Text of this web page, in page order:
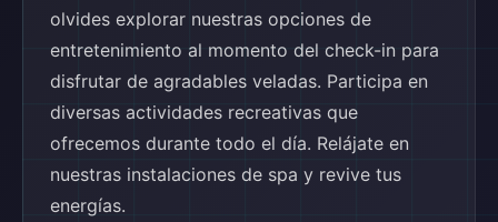
olvides explorar nuestras opciones de
entretenimiento al momento del check-in para
disfrutar de agradables veladas. Participa en
diversas actividades recreativas que
ofrecemos durante todo el día. Relájate en
nuestras instalaciones de spa y revive tus
energías.